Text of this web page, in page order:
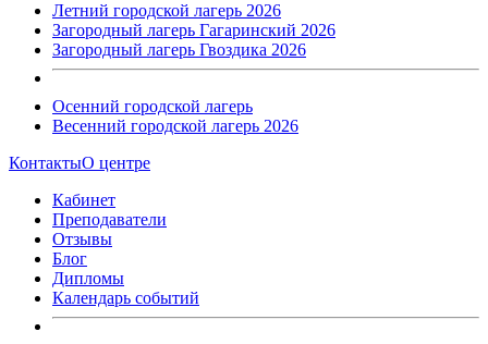
Летний городской лагерь 2026
Загородный лагерь Гагаринский 2026
Загородный лагерь Гвоздика 2026
Осенний городской лагерь
Весенний городской лагерь 2026
КонтактыО центре
Кабинет
Преподаватели
Отзывы
Блог
Дипломы
Календарь событий